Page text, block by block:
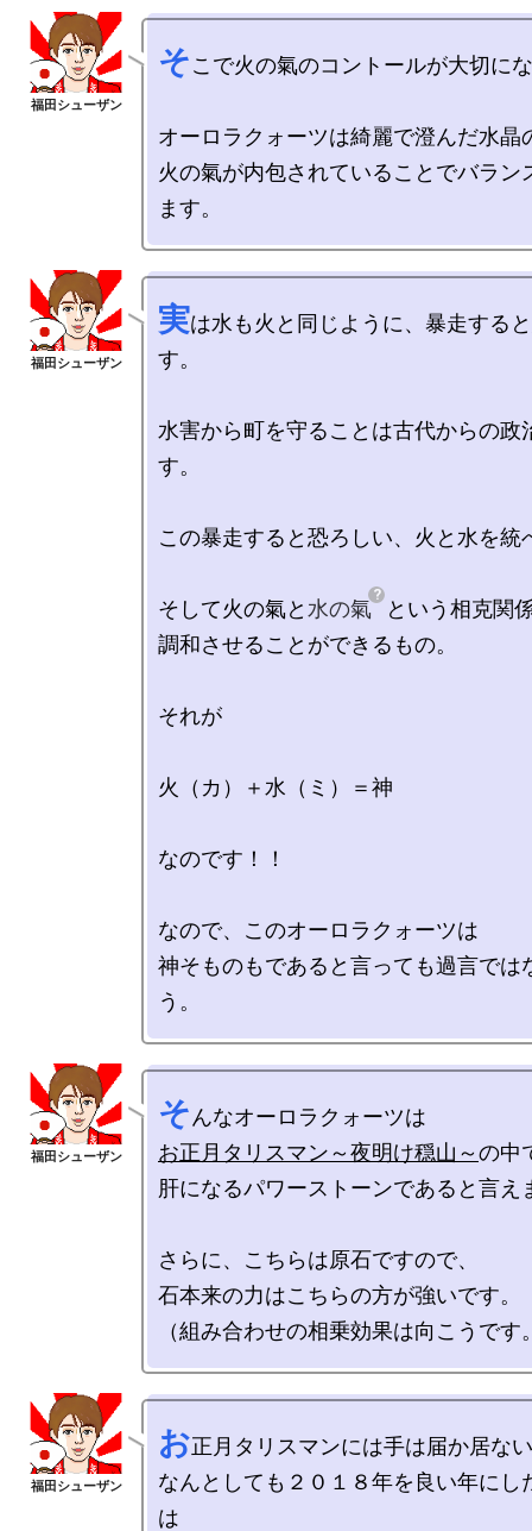
そこで火の氣のコントールが大切に
オーロラクォーツは綺麗で澄んだ水晶
火の氣が内包されていることでバラン
実は水も火と同じように、暴走する
す。
水害から町を守ることは古代からの政
す。
この暴走すると恐ろしい、火と水を統
そして火の氣と 水の氣
という相克関
調和させることができるもの。
それが
火（カ）＋水（ミ）＝神
なのです！！
なので、このオーロラクォーツは
神そものもであると言っても過言では
そ
お正月タリスマン～夜明け穏山～の中
肝になるパワーストーンであると言え
さらに、こちらは原石ですので、
石本来の力はこちらの方が強いです。
お正月タリスマンには手は届か居な
なんとしても２０１８年を良い年にし
は